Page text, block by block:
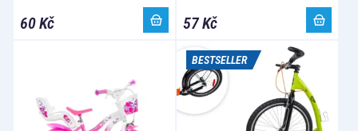
60 Kč 57 Kč
BESTSELLER